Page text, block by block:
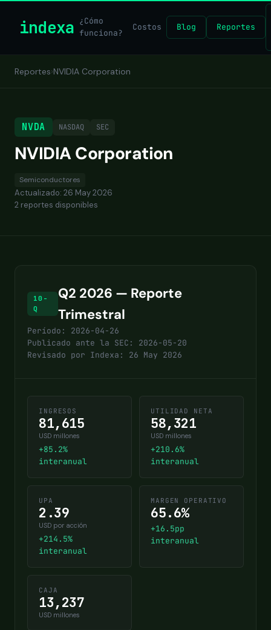
indexa ¿Cómo
funciona?
Costos Blog Reportes
Reportes›NVIDIA Corporation
NVDA NASDAQ SEC
NVIDIA Corporation
Semiconductores
Actualizado: 26 May 2026
2 reportes disponibles
10-
Q
Q2 2026 — Reporte
Trimestral
Período: 2026-04-26
Publicado ante la SEC: 2026-05-20
Revisado por Indexa: 26 May 2026
INGRESOS
81,615
USD millones
+85.2%
interanual
UTILIDAD NETA
58,321
USD millones
+210.6%
interanual
UPA
2.39
USD por acción
+214.5%
interanual
MARGEN OPERATIVO
65.6%
+16.5pp
interanual
CAJA
13,237
USD millones